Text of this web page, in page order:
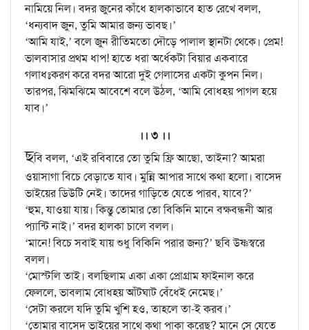
নামিয়ে নিল। বদর জুনের কাঁধে হালকাভাবে হাত রেখে বলল,
‘ধন্যবাদ জুন, তুমি আমার জন্য ভাবছ।’
‘আমি যাই,’ বলে জুন রীতিমতো দৌড়ে পালাল স্থানটা থেকে। প্রেম!
ভালবাসার প্রথম ধাপ! হাতে ধরা অর্ধেকটা বিয়ার একবারে
গলাধঃকরণ করে বদর আরো দুই গেলাসের একটা কুপন নিল।
তারপর, ঝিমঝিমে আবেশে বলে উঠল, ‘আমি বোধহয় পাগল হয়ে
যাব।’
।। ৩ ।।
ছবি বলল, ‘এই রবিবারে তো তুমি ফ্রি আছো, তাইনা? আমরা
ওয়াসাগা বিচে বেড়াতে যাব। মুন্নি আপার সাথে কথা হলো। বাসেদ
ভাইয়ের ডিউটি নেই। তাদের গাড়িতে যেতে পারব, যাবে?’
‘হুম, যাওয়া যায়। কিন্তু তোমার তো বিকিনি মানে বক্ষবন্ধনী আর
প্যান্টি নাই।’ বদর হালকা চালে বলল।
‘মানে! বিচে সবাই যায় শুধু বিকিনি পরার জন্য?’ ছবি উষ্ণস্বরে
বলল।
‘মোস্টলি তাই। বলছিলাম একা একা প্রোগ্রাম ফাইনাল করে
ফেললে, ভাবলাম বোধহয় আঁটঘাট বেঁধেই নেমেছ।’
‘সেটা করলে যদি তুমি খুশি হও, তাহলে তা-ই করব।’
‘তোমার বাসেদ ভাইয়ের সাথে কথা পাকা করেছ? মানে সে যেতে